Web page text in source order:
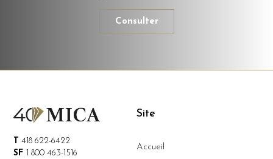
Consulter
T 418 622-6422
SF 1 800 463-1516
Site
Accueil